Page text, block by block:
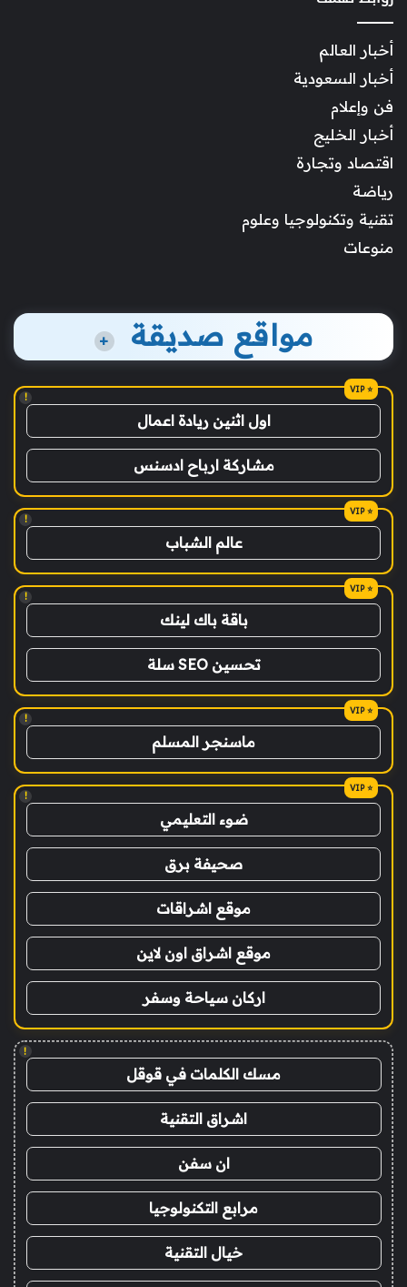
أخبار العالم
أخبار السعودية
فن وإعلام
أخبار الخليج
اقتصاد وتجارة
رياضة
تقنية وتكنولوجيا وعلوم
منوعات
مواقع صديقة +
!
اول اثنين ريادة اعمال
مشاركة ارباح ادسنس
!
عالم الشباب
!
باقة باك لينك
تحسين SEO سلة
!
ماسنجر المسلم
!
ضوء التعليمي
صحيفة برق
موقع اشراقات
موقع اشراق اون لاين
اركان سياحة وسفر
!
مسك الكلمات في قوقل
اشراق التقنية
ان سفن
مرابع التكنولوجيا
خيال التقنية